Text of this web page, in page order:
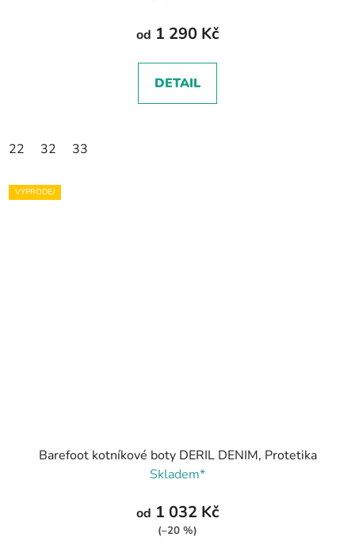
od 1 290 Kč
DETAIL
22 32 33
VÝPRODEJ
Barefoot kotníkové boty DERIL DENIM, Protetika
Skladem*
od 1 032 Kč
(–20 %)